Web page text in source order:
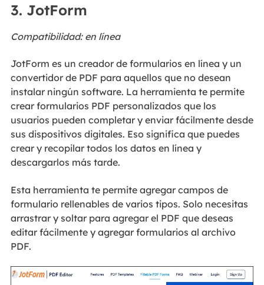
3. JotForm
Compatibilidad: en línea
JotForm es un creador de formularios en línea y un
convertidor de PDF para aquellos que no desean
instalar ningún software. La herramienta te permite
crear formularios PDF personalizados que los
usuarios pueden completar y enviar fácilmente desde
sus dispositivos digitales. Eso significa que puedes
crear y recopilar todos los datos en línea y
descargarlos más tarde.
Esta herramienta te permite agregar campos de
formulario rellenables de varios tipos. Solo necesitas
arrastrar y soltar para agregar el PDF que deseas
editar fácilmente y agregar formularios al archivo
PDF.